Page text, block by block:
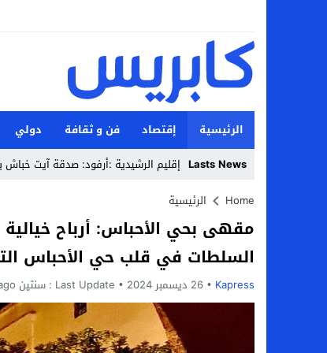
الرئيسية إقتصاد فن و ثقافة دولي
Lasts News
_
Stop
Previous
Next
Home الرئيسية
مقهى بحي الأحباس: أرباح
السلطات في قلب حي الأحباس
Kapress 26 ديسمبر 2024 Last Update : سنتين ago